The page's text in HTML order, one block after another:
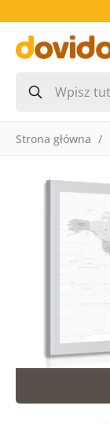
Strona główna